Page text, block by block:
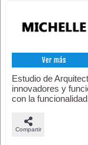
Ver más
Estudio de
innovadores y
con la
Compartir